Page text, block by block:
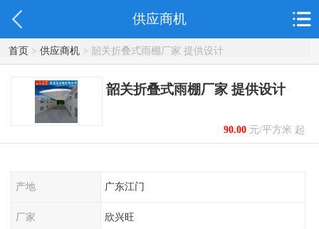
供应商机
首页> 供应商机> 韶关折叠式雨棚厂家 提供设计
韶关折叠式雨棚厂家 提供设计
90.00元/平方米 起
产地 广东江门
厂家 欣兴旺